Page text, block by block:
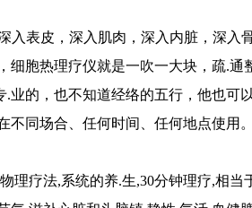
入表皮，深入肌肉，深入内脏，深入
细胞热理疗仪就是一吹一大块，疏.通
业的，也不知道经络的五行，他也可
不同场合、任何时间、任何地点使用
理疗法,系统的养.生,30分钟理疗,相当